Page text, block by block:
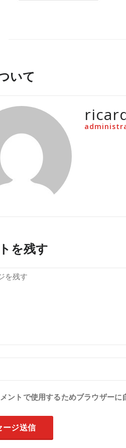
いて
を残す
ントで使用するためブラウザーに